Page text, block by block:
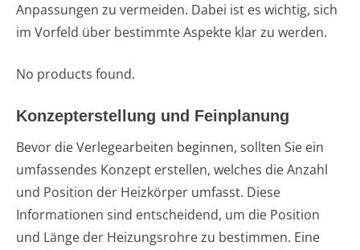
Anpassungen zu vermeiden. Dabei ist es wichtig, sich
im Vorfeld über bestimmte Aspekte klar zu werden.
No products found.
Konzepterstellung und Feinplanung
Bevor die Verlegearbeiten beginnen, sollten Sie ein
umfassendes Konzept erstellen, welches die Anzahl
und Position der Heizkörper umfasst. Diese
Informationen sind entscheidend, um die Position
und Länge der Heizungsrohre zu bestimmen. Eine